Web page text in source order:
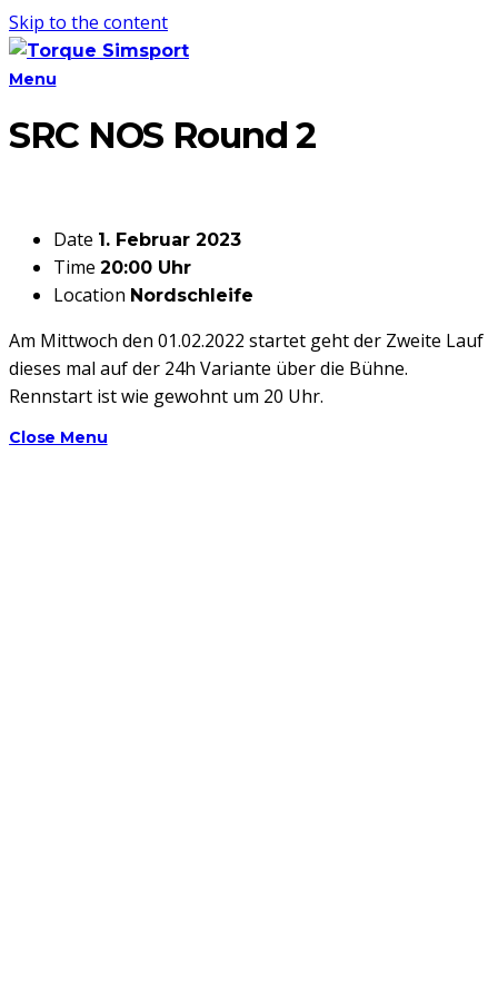
Skip to the content
Menu
SRC NOS Round 2
Date 1. Februar 2023
Time 20:00 Uhr
Location Nordschleife
Am Mittwoch den 01.02.2022 startet geht der Zweite Lauf
dieses mal auf der 24h Variante über die Bühne.
Rennstart ist wie gewohnt um 20 Uhr.
Close Menu